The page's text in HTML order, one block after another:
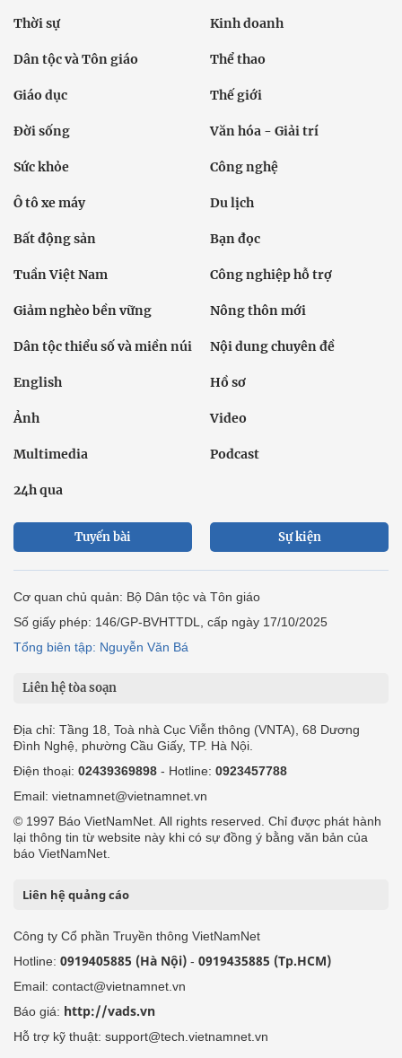
Thời sự Kinh doanh
Dân tộc và Tôn giáo Thể thao
Giáo dục Thế giới
Đời sống Văn hóa - Giải trí
Sức khỏe Công nghệ
Ô tô xe máy Du lịch
Bất động sản Bạn đọc
Tuần Việt Nam Công nghiệp hỗ trợ
Giảm nghèo bền vững Nông thôn mới
Dân tộc thiểu số và miền núi Nội dung chuyên đề
English Hồ sơ
Ảnh Video
Multimedia Podcast
24h qua
Tuyến bài Sự kiện
Cơ quan chủ quản: Bộ Dân tộc và Tôn giáo
Số giấy phép: 146/GP-BVHTTDL, cấp ngày 17/10/2025
Tổng biên tập: Nguyễn Văn Bá
Liên hệ tòa soạn
Địa chỉ: Tầng 18, Toà nhà Cục Viễn thông (VNTA), 68 Dương
Đình Nghệ, phường Cầu Giấy, TP. Hà Nội.
Điện thoại: 02439369898 - Hotline: 0923457788
Email: vietnamnet@vietnamnet.vn
© 1997 Báo VietNamNet. All rights reserved. Chỉ được phát hành
lại thông tin từ website này khi có sự đồng ý bằng văn bản của
báo VietNamNet.
Liên hệ quảng cáo
Công ty Cổ phần Truyền thông VietNamNet
Hotline: 0919405885 (Hà Nội) - 0919435885 (Tp.HCM)
Email: contact@vietnamnet.vn
Báo giá: http://vads.vn
Hỗ trợ kỹ thuật: support@tech.vietnamnet.vn